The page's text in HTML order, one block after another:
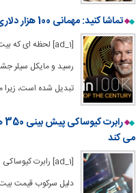
تماشا کنید: مهمانی 100 هزار دلاری بیت کوین مایکل سیلر
رسید و مایکل سیلر
تبدیل شده است، زیرا
می کند
دلیل سرکوب قیمت بیت